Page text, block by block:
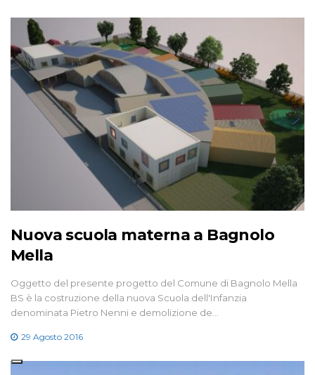
Nuova scuola materna a Bagnolo
Mella
Oggetto del presente progetto del Comune di Bagnolo Mella
BS è la costruzione della nuova Scuola dell'Infanzia
denominata Pietro Nenni e demolizione de…
29 Agosto 2016